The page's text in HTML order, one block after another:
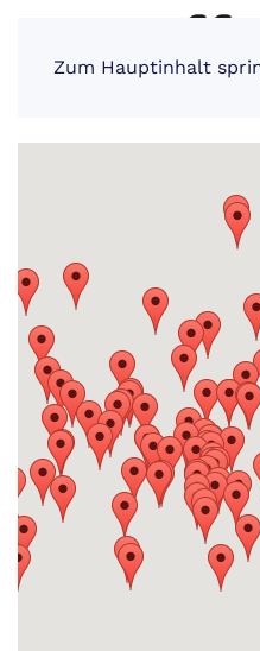
Zum Hauptinhalt